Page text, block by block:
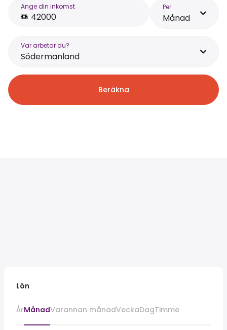
Ange din inkomst Per
Månad
Var arbetar du?
Södermanland
Beräkna
Lön
ÅrMånadVarannan månadVeckaDagTimme